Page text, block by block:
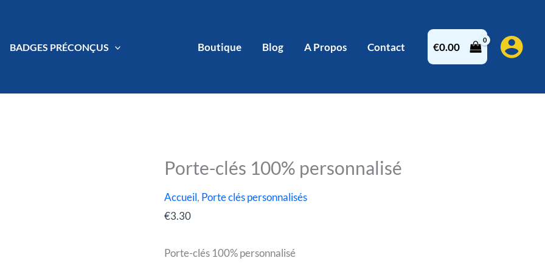
BADGES PRÉCONÇUS Boutique Blog A Propos Contact €0.00
Porte-clés 100% personnalisé
Accueil, Porte clés personnalisés
€3.30
Porte-clés 100% personnalisé
quantité
Porte-
clés
personnalisé